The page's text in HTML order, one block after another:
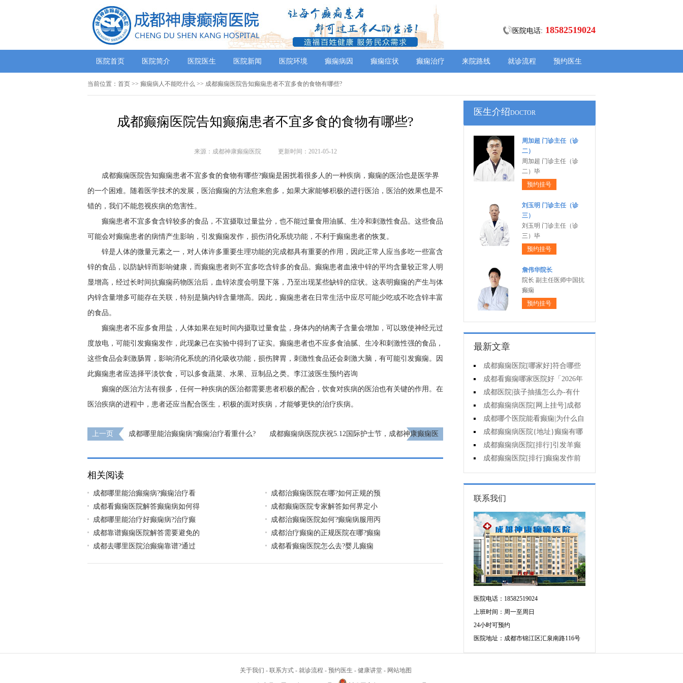
医院电话: 18582519024
医院首页 医院简介 医院医生 医院新闻 医院环境 癫痫病因 癫痫症状 癫痫治疗 来院路线 就诊流程 预约医生
当前位置： 首页 >> 癫痫病人不能吃什么 >> 成都癫痫医院告知癫痫患者不宜多食的食物有哪些?
成都癫痫医院告知癫痫患者不宜多食的食物有哪些?
来源：成都神康癫痫医院 更新时间：2021-05-12
成都癫痫医院告知癫痫患者不宜多食的食物有哪些?癫痫是困扰着很多人的一种疾病，癫痫的医治也是医学界
的一个困难。随着医学技术的发展，医治癫痫的方法愈来愈多，如果大家能够积极的进行医治，医治的效果也是不
错的，我们不能忽视疾病的危害性。
癫痫患者不宜多食含锌较多的食品，不宜摄取过量盐分，也不能过量食用油腻、生冷和刺激性食品。这些食品
可能会对癫痫患者的病情产生影响，引发癫痫发作，损伤消化系统功能，不利于癫痫患者的恢复。
锌是人体的微量元素之一，对人体许多重要生理功能的完成都具有重要的作用，因此正常人应当多吃一些富含
锌的食品，以防缺锌而影响健康，而癫痫患者则不宜多吃含锌多的食品。癫痫患者血液中锌的平均含量较正常人明
显增高，经过长时间抗癫痫药物医治后，血锌浓度会明显下落，乃至出现某些缺锌的症状。这表明癫痫的产生与体
内锌含量增多可能存在关联，特别是脑内锌含量增高。因此，癫痫患者在日常生活中应尽可能少吃或不吃含锌丰富
的食品。
癫痫患者不应多食用盐，人体如果在短时间内摄取过量食盐，身体内的钠离子含量会增加，可以致使神经元过
度放电，可能引发癫痫发作，此现象已在实验中得到了证实。癫痫患者也不应多食油腻、生冷和刺激性强的食品，
这些食品会刺激肠胃，影响消化系统的消化吸收功能，损伤脾胃，刺激性食品还会刺激大脑，有可能引发癫痫。因
此癫痫患者应选择平淡饮食，可以多食蔬菜、水果、豆制品之类。 李江波医生预约咨询
癫痫的医治方法有很多，任何一种疾病的医治都需要患者积极的配合，饮食对疾病的医治也有关键的作用。在
医治疾病的进程中，患者还应当配合医生，积极的面对疾病，才能够更快的治疗疾病。
上一页 ​成都哪里能治癫痫病?癫痫治疗看重什么?
成都癫痫病医院庆祝5.12国际护士节，成都神康癫痫医
相关阅读
​成都哪里能治癫痫病?癫痫治疗看
成都治癫痫医院在哪?如何正规的预
成都看癫痫医院解答癫痫病如何得
成都癫痫医院专家解答如何界定小
​成都哪里能治疗好癫痫病?治疗癫
成都治癫痫医院如何?癫痫病服用丙
成都靠谱癫痫医院解答需要避免的
成都治疗癫痫的正规医院在哪?癫痫
​成都去哪里医院治癫痫靠谱?通过
​成都看癫痫医院怎么去?婴儿癫痫
医生介绍DOCTOR
周加超 门诊主任（诊
二）
周加超 门诊主任（诊
二）毕
预约挂号
刘玉明 门诊主任（诊
三）
刘玉明 门诊主任（诊
三）毕
预约挂号
詹伟华院长
院长 副主任医师中国抗
癫痫
预约挂号
最新文章
成都癫痫医院[哪家好]符合哪些
条件可减药、停药?
成都看癫痫哪家医院好「2026年
度公布」孩子高烧不退当心变成癫
痫!
成都医院|孩子抽搐怎么办-有什
么好的方法可以预防癫痫发作?
成都癫痫病医院[网上挂号]成都
哪里有治疗癫痫的中医?
成都哪个医院能看癫痫|为什么自
己会得癫痫病?
成都癫痫病医院{地址}癫痫有哪
些危害?
成都癫痫病医院[排行]引发羊癫
疯的因素有哪些?
成都癫痫医院[排行]癫痫发作前
有感觉吗?
联系我们
医院电话：18582519024
上班时间：周一至周日
24小时可预约
医院地址：成都市锦江区汇泉南路116号
关于我们 - 联系方式 - 就诊流程 - 预约医生 - 健康讲堂 - 网站地图